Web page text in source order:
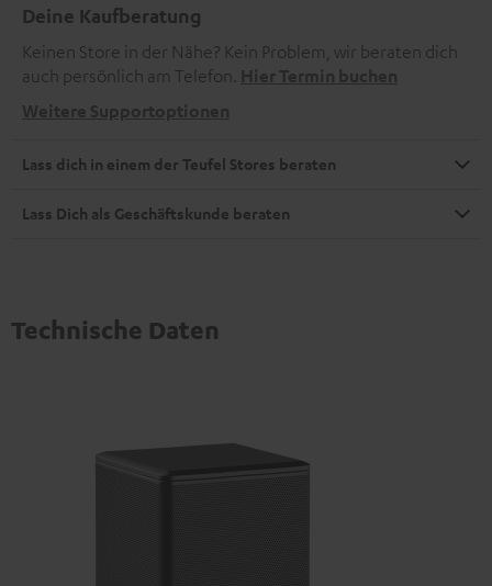
Deine Kaufberatung
Keinen Store in der Nähe? Kein Problem, wir beraten dich
auch persönlich am Telefon. Hier Termin buchen
Weitere Supportoptionen
Lass dich in einem der Teufel Stores beraten
Lass Dich als Geschäftskunde beraten
Technische Daten